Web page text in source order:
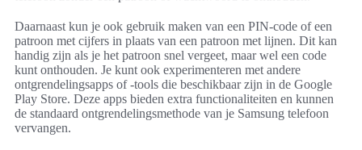
Daarnaast kun je ook gebruik maken van een PIN-code of een
patroon met cijfers in plaats van een patroon met lijnen. Dit kan
handig zijn als je het patroon snel vergeet, maar wel een code
kunt onthouden. Je kunt ook experimenteren met andere
ontgrendelingsapps of -tools die beschikbaar zijn in de Google
Play Store. Deze apps bieden extra functionaliteiten en kunnen
de standaard ontgrendelingsmethode van je Samsung telefoon
vervangen.